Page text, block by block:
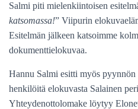
Salmi piti mielenkiintoisen
katsomassa!” Viipurin
Esitelmän jälkeen katsoimme
dokumenttielokuvaa.
Hannu Salmi esitti myös
henkilöitä elokuvasta Salainen
Yhteydenottolomake löytyy